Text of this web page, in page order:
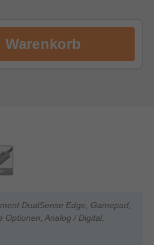
DualSense Edge, Gamepad,
Optionen, Analog / Digital,